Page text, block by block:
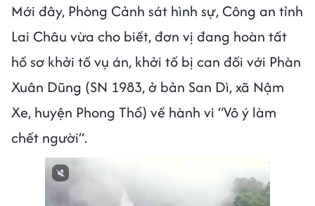
Mới đây, Phòng Cảnh sát hình sự, Công an tỉnh
Lai Châu vừa cho biết, đơn vị đang hoàn tất
hồ sơ khởi tố vụ án, khởi tố bị can đối với Phàn
Xuân Dũng (SN 1983, ở bản San Dì, xã Nậm
Xe, huyện Phong Thổ) về hành vi “Vô ý làm
chết người”.